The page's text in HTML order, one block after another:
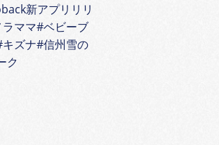
新アプリリリ
ママ#ベビーブ
ズナ#信州雪の
ク